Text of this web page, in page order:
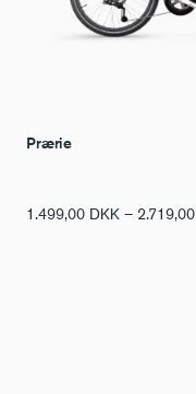
Prærie
1.499,00 DKK – 2.719,00